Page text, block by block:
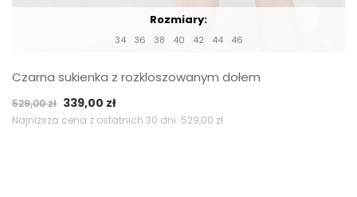
Rozmiary:
34 36 38 40 42 44 46
Czarna sukienka z rozkloszowanym dołem
529,00zł Pierwotna
cena
339,00 złAktualna
cena
Najniższa cena z ostatnich 30 dni: 529,00 zł